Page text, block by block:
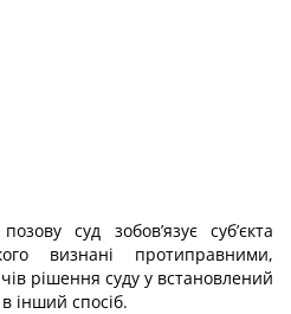
суд зобов’язує суб’єкта
визнані протиправними,
рішення суду у встановлений
інший спосіб.